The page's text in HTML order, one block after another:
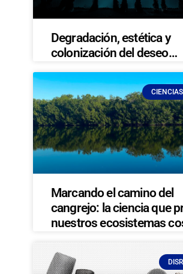
Degradación, estética y
colonización del deseo…
Marcando el camino del
cangrejo: la ciencia que
nuestros ecosistemas